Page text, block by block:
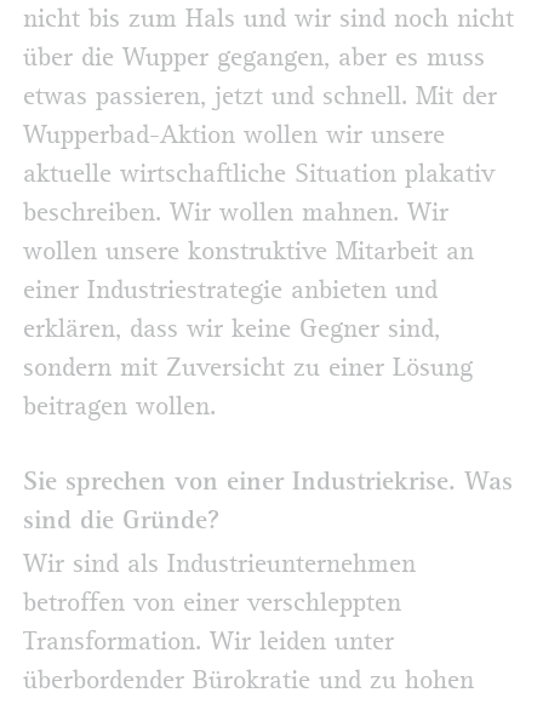
nicht bis zum Hals und wir sind noch nicht
über die Wupper gegangen, aber es muss
etwas passieren, jetzt und schnell. Mit der
Wupperbad-Aktion wollen wir unsere
aktuelle wirtschaftliche Situation plakativ
beschreiben. Wir wollen mahnen. Wir
wollen unsere konstruktive Mitarbeit an
einer Industriestrategie anbieten und
erklären, dass wir keine Gegner sind,
sondern mit Zuversicht zu einer Lösung
beitragen wollen.
Sie sprechen von einer Industriekrise. Was
sind die Gründe?
Wir sind als Industrieunternehmen
betroffen von einer verschleppten
Transformation. Wir leiden unter
überbordender Bürokratie und zu hohen